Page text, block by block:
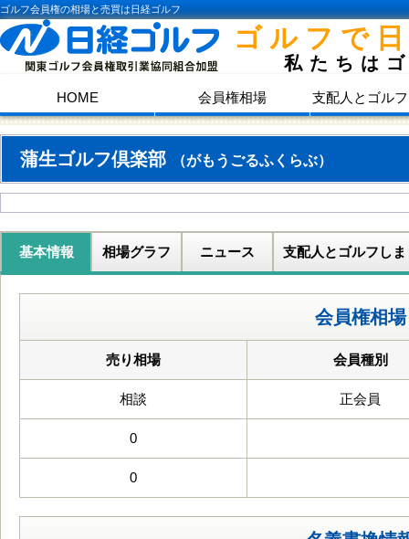
ゴルフ会員権の相場と売買は日経ゴルフ
ゴルフで
私たちは
HOME 会員権相場 支配人とゴル
蒲生ゴルフ倶楽部 （がもうごるふくらぶ）
基本情報 相場グラフ ニュース 支配人とゴルフしま
会員権相場
売り相場 会員種別
相談 正会員
0
0